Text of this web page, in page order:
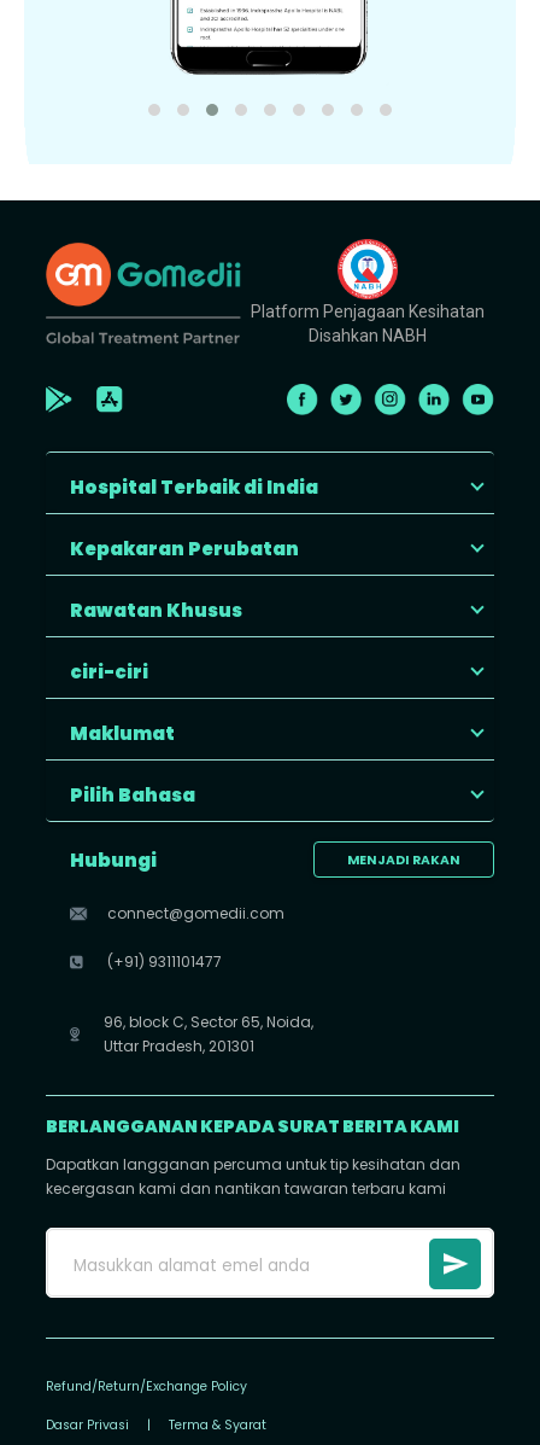
Platform Penjagaan Kesihatan
Disahkan NABH
Hospital Terbaik di India
Kepakaran Perubatan
Rawatan Khusus
ciri-ciri
Maklumat
Pilih Bahasa
MENJADI RAKAN
Hubungi
connect@gomedii.com
(+91) 9311101477
96, block C, Sector 65, Noida,
Uttar Pradesh, 201301
BERLANGGANAN KEPADA SURAT BERITA KAMI
Dapatkan langganan percuma untuk tip kesihatan dan
kecergasan kami dan nantikan tawaran terbaru kami
Refund/Return/Exchange Policy
Dasar Privasi | Terma & Syarat